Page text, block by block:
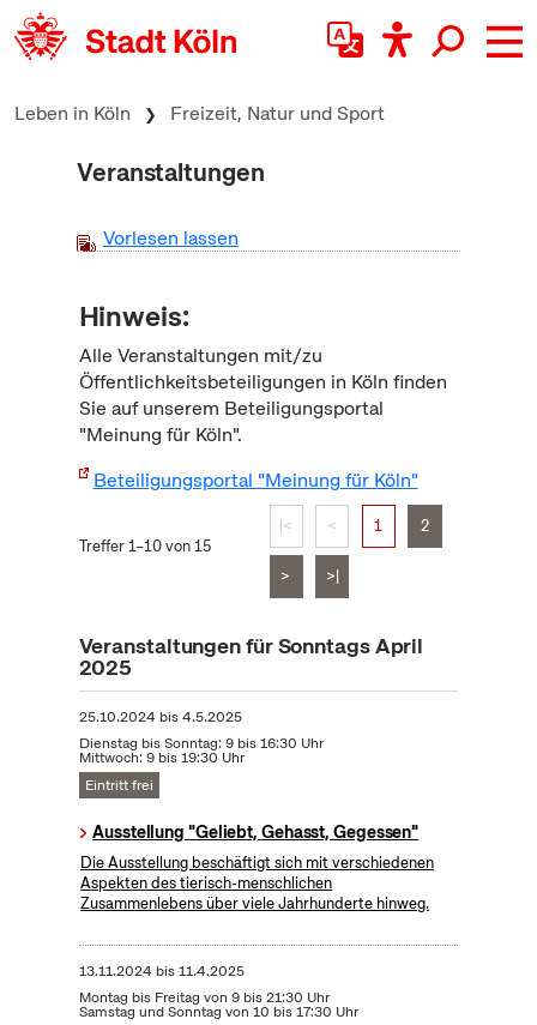
zum Inhalt springen
Leben in Köln Freizeit, Natur und Sport
Veranstaltungen
Vorlesen lassen
Hinweis:
Alle Veranstaltungen mit/zu
Öffentlichkeitsbeteiligungen in Köln finden
Sie auf unserem Beteiligungsportal
"Meinung für Köln".
Beteiligungsportal "Meinung für Köln"
Treffer 1–10 von 15
|< < 1 2
> >|
Veranstaltungen für Sonntags April
2025
25.10.2024 bis4.5.2025
Dienstag bis Sonntag: 9 bis 16:30 Uhr
Mittwoch: 9 bis 19:30 Uhr
Eintritt frei
Ausstellung "Geliebt, Gehasst, Gegessen"
Die Ausstellung beschäftigt sich mit verschiedenen
Aspekten des tierisch-menschlichen
Zusammenlebens über viele Jahrhunderte hinweg.
13.11.2024 bis11.4.2025
Montag bis Freitag von 9 bis 21:30 Uhr
Samstag und Sonntag von 10 bis 17:30 Uhr